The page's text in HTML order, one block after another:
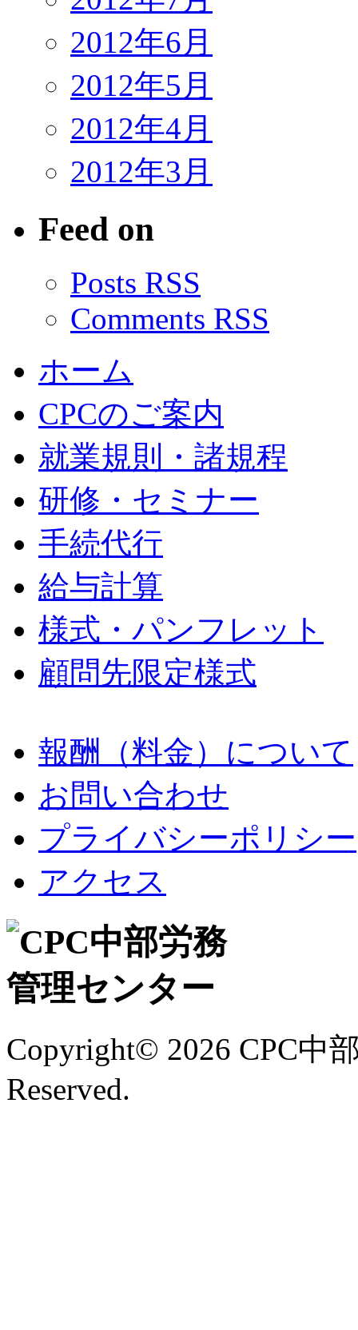
2012年6月
2012年5月
2012年4月
2012年3月
Feed on
Posts RSS
Comments RSS
ホーム
CPCのご案内
就業規則・諸規程
研修・セミナー
手続代行
給与計算
様式・パンフレット
顧問先限定様式
報酬（料金）について
お問い合わせ
プライバシーポリシー
アクセス
Copyright© 2026 CPC中
Reserved.